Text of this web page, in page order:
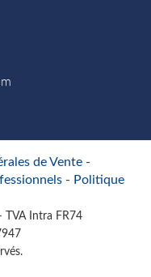
de Vente -
- Politique
TVA Intra FR74